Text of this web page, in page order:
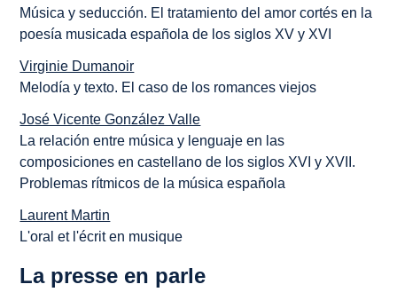
Música y seducción. El tratamiento del amor cortés en la
poesía musicada española de los siglos XV y XVI
Virginie Dumanoir
Melodía y texto. El caso de los romances viejos
José Vicente González Valle
La relación entre música y lenguaje en las
composiciones en castellano de los siglos XVI y XVII.
Problemas rítmicos de la música española
Laurent Martin
L'oral et l'écrit en musique
La presse en parle